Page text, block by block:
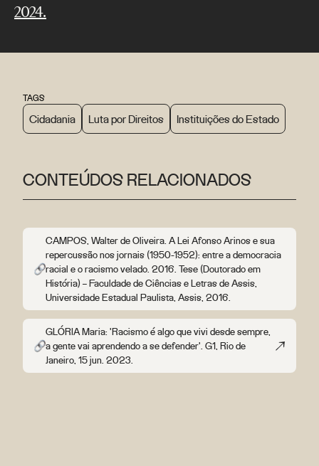
2024.
TAGS
Cidadania Luta por Direitos Instituições do Estado
CONTEÚDOS RELACIONADOS
CAMPOS, Walter de Oliveira. A Lei Afonso Arinos e sua
repercussão nos jornais (1950-1952): entre a democracia
racial e o racismo velado. 2016. Tese (Doutorado em
História) – Faculdade de Ciências e Letras de Assis,
Universidade Estadual Paulista, Assis, 2016.
GLÓRIA Maria: 'Racismo é algo que vivi desde sempre,
a gente vai aprendendo a se defender'. G1, Rio de
Janeiro, 15 jun. 2023.